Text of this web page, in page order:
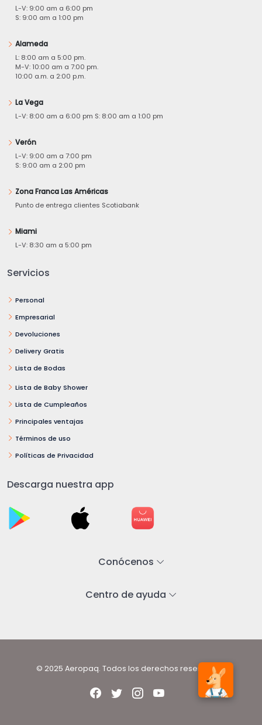
L-V: 9:00 am a 6:00 pm
S: 9:00 am a 1:00 pm
Alameda
L: 8:00 am a 5:00 pm.
M-V: 10:00 am a 7:00 pm.
10:00 a.m. a 2:00 p.m.
La Vega
L-V: 8:00 am a 6:00 pm S: 8:00 am a 1:00 pm
Verón
L-V: 9:00 am a 7:00 pm
S: 9:00 am a 2:00 pm
Zona Franca Las Américas
Punto de entrega clientes Scotiabank
Miami
L-V: 8:30 am a 5:00 pm
Servicios
Personal
Empresarial
Devoluciones
Delivery Gratis
Lista de Bodas
Lista de Baby Shower
Lista de Cumpleaños
Principales ventajas
Términos de uso
Políticas de Privacidad
Descarga nuestra app
Conócenos
Centro de ayuda
© 2025 Aeropaq. Todos los derechos reservados.